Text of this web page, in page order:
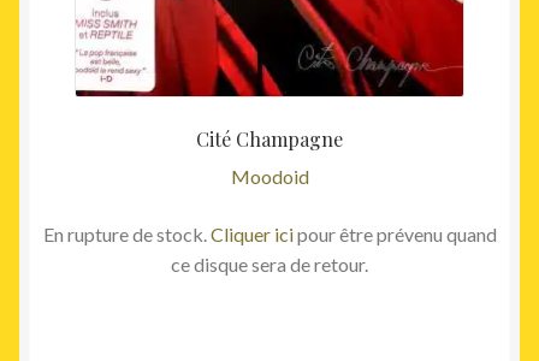
Cité Champagne
Moodoid
En rupture de stock. Cliquer icipour être prévenu quand
ce disque sera de retour.